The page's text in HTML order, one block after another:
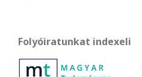
Folyóiratunkat indexeli